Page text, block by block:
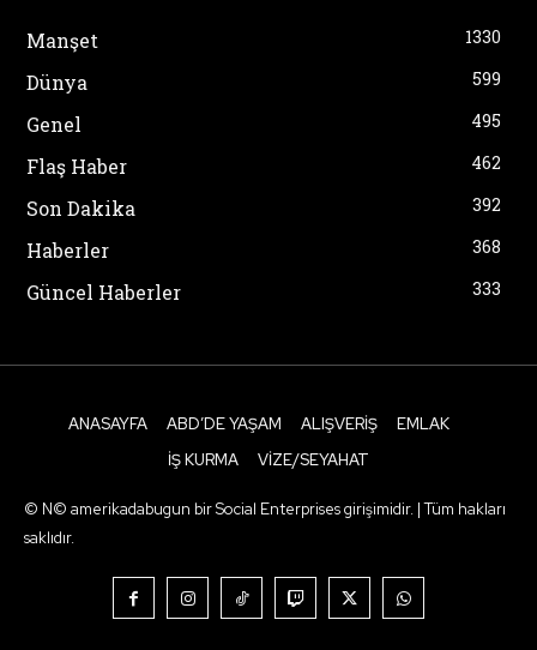
Manşet 1330
Dünya 599
Genel 495
Flaş Haber 462
Son Dakika 392
Haberler 368
Güncel Haberler 333
ANASAYFA ABD’DE YAŞAM ALIŞVERIŞ
EMLAK
İŞ KURMA
VIZE/SEYAHAT
© N© amerikadabugun bir Social Enterprises girişimidir. | Tüm hakları
saklıdır.